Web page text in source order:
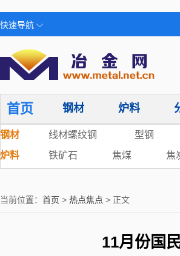
快速导航
首页 钢材 炉料
钢材 线材螺纹钢 型钢
炉料
铁矿石 焦煤 焦
当前位置： 首页 > 热点焦点 > 正文
11月份国